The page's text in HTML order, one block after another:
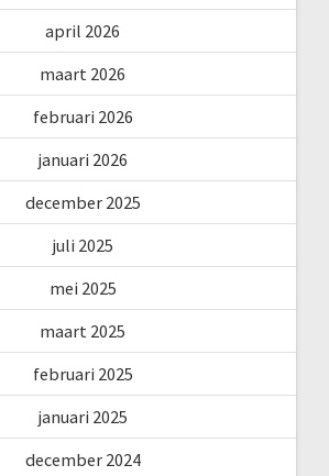
april 2026
maart 2026
februari 2026
januari 2026
december 2025
juli 2025
mei 2025
maart 2025
februari 2025
januari 2025
december 2024